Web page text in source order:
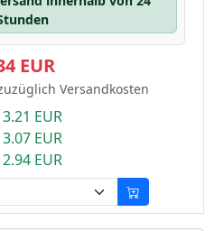
EUR
Versandkosten
EUR
EUR
EUR